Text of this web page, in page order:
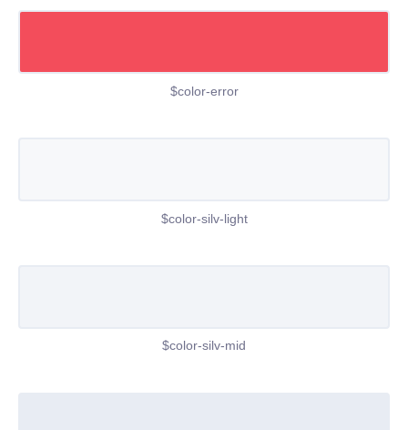
$color-error
$color-silv-light
$color-silv-mid